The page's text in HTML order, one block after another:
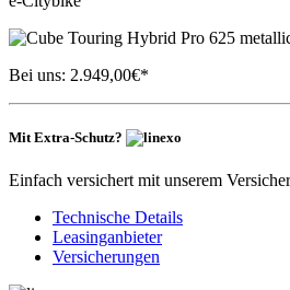
Bei uns: 2.949,00€*
Mit Extra-Schutz?
Einfach versichert mit unserem
Technische Details
Leasinganbieter
Versicherungen